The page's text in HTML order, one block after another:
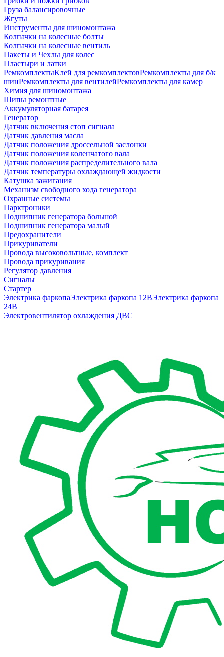
Груза балансировочные
Жгуты
Инструменты для шиномонтажа
Колпачки на колесные болты
Колпачки на колесные вентиль
Пакеты и Чехлы для колес
Пластыри и латки
РемкомплектыКлей для ремкомплектовРемкомплекты для б/к
шинРемкомплекты для вентилейРемкомплекты для камер
Химия для шиномонтажа
Шипы ремонтные
Аккумуляторная батарея
Генератор
Датчик включения стоп сигнала
Датчик давления масла
Датчик положения дроссельной заслонки
Датчик положения коленчатого вала
Датчик положения распределительного вала
Датчик температуры охлаждающей жидкости
Катушка зажигания
Механизм свободного хода генератора
Охранные системы
Парктроники
Подшипник генератора большой
Подшипник генератора малый
Предохранители
Прикуриватели
Провода высоковольтные, комплект
Провода прикуривания
Регулятор давления
Сигналы
Стартер
Электрика фаркопаЭлектрика фаркопа 12ВЭлектрика фаркопа
24В
Электровентилятор охлаждения ДВС